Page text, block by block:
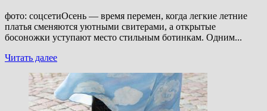
фото: соцсетиОсень — время перемен, когда легкие летние
платья сменяются уютными свитерами, а открытые
босоножки уступают место стильным ботинкам. Одним...
Читать далееПрочитать
о
Не
только